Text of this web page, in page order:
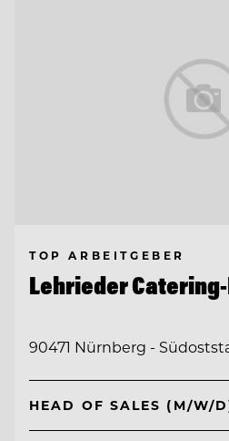
TOP ARBEITGEBER
Lehrieder
90471 Nürnberg -
HEAD OF SALES (M/W/